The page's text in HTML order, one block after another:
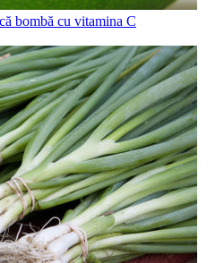
bombă cu vitamina C